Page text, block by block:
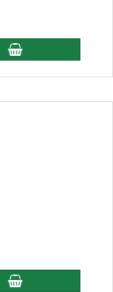
In den
In den